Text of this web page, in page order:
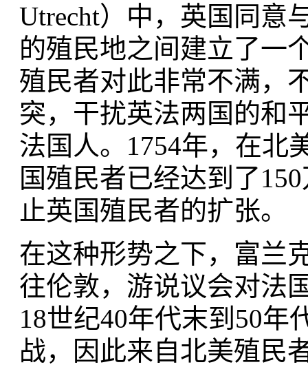
Utrecht）中，英国同意
的殖民地之间建立了一
殖民者对此非常不满，
突，干扰英法两国的和
法国人。1754年，在北
国殖民者已经达到了
止英国殖民者的扩张。
在这种形势之下，富兰
往伦敦，游说议会对法
18世纪40年代末到50年
战，因此来自北美殖民